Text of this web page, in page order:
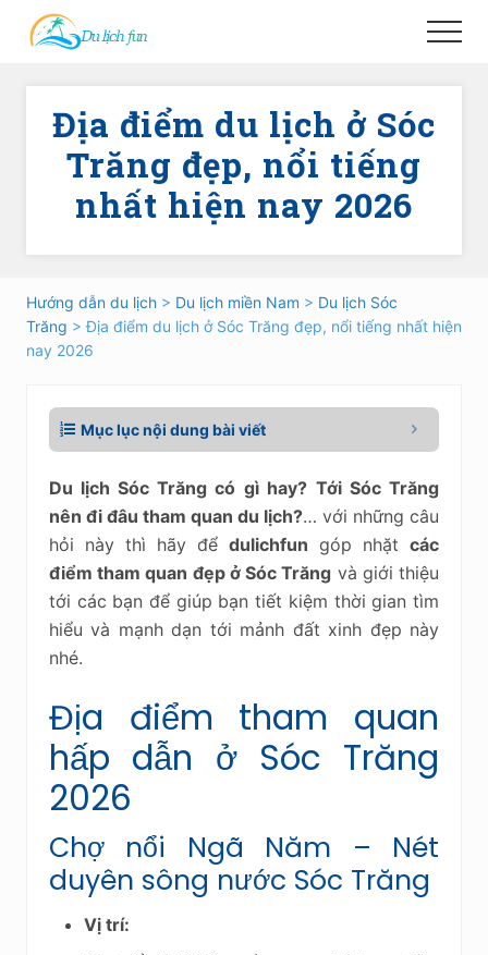
Menu
Menu
Địa điểm du lịch ở Sóc
Trăng đẹp, nổi tiếng
nhất hiện nay 2026
Hướng dẫn du lịch > Du lịch miền Nam > Du lịch Sóc
Trăng > Địa điểm du lịch ở Sóc Trăng đẹp, nổi tiếng nhất hiện
nay 2026
Mục lục nội dung bài viết
Du lịch Sóc Trăng có gì hay? Tới Sóc Trăng
nên đi đâu tham quan du lịch?… với những câu
hỏi này thì hãy để dulichfun góp nhặt các
điểm tham quan đẹp ở Sóc Trăng và giới thiệu
tới các bạn để giúp bạn tiết kiệm thời gian tìm
hiểu và mạnh dạn tới mảnh đất xinh đẹp này
nhé.
Địa điểm tham quan
hấp dẫn ở Sóc Trăng
2026
Chợ nổi Ngã Năm – Nét
duyên sông nước Sóc Trăng
Vị trí: